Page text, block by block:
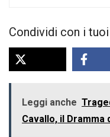
Condividi con i
Leggi anche
Cavallo, il